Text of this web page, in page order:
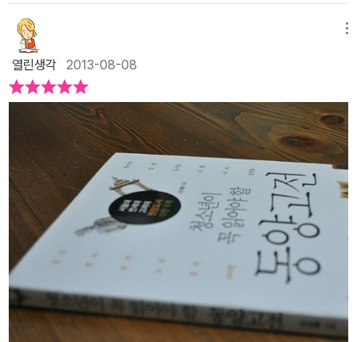
주도록 맡긴다. 이윽고 수원성을 쌓는 일도 맡긴다. 이때 거중기, 활차
(도르래), 고륜(바퀴가 하나 달린 달구지) 등을 발명하여 정조를 감탄
케 한다. 다산이 서양과학지식과 함께 천주교를 받아들이게 되면서
모함을 받아 포항 부근의 장기로 유배의 길을 가게 되고 ……. 다시 반
대파들의 모함과 '황사영 백서 사건'으로 전라도 강진으로 유배를 가
면서 학문적 완성을 이루게 된다. 유배생활이 주는 고독을 학문연구
에 올인한 것이다. 실학사상이란 무엇인가.조선후기 실학사상은 토
지개혁을 통해 농업을 살리자는 것이고, 상공업의 유통과 기술개발을
추구하는 것이었다. 경서 고증이나 금석학 등 실증적인 경학연구를
추구하는 것이었다. 정약용은 북학파의 자연과학을 받아들이고 관념
론적인 주자학의 공허함을 비판했다. 과학적이고 고증학적인 태도를
취한 것이다. 만약 이 시절에 양반들이 실학을 과감히 받아 들였다면
어땠을까. 다산의 목민에 대한 생각은 언제부터 시작 되었을까.
오래전부터 다산은 목민에 대해 구상하고 있었다. 어렸을 때부터 아
버지가 현감, 군수, 부사, 목사 등 여러 고을의 수령을 할 때 견문을 넓
중을 차지하고 있는데, 청소년 뿐만이 아니라 누구나 꼭 알아야 할 공
자, 맹자부터 장자등에 이르기까지 간략하면서도 핵심만을 정확히 짚
어서 소개해주고 있다. 각 사상가들에 대한 소개 끝에는 수능 윤리 문
제를 수록했는데 해설도 없고 답만 있어서 아쉬웠다. 모든 문제에는
답만큼이나 해설도 중요한데 이 책이 비록 문제집은 아니지만 이런
구성이라면 차라리 없는 것만 못하다고 본다. 이 책에는 아주 간략한
소개만을 담아놓았기 때문에 좀 더 심도 있는 내용을 위해서라면 반
드시 한 사상가와 저술에 대한 소개를 담은 책으로 공부해야 한다. 사
실 이 책의 내용만으로 뒤에 나와있는 문제를 푸는 것은 역부족이었
다. 철학만큼 심오하고 난해하면서도 실용과 거리가 먼 학문도 없을
것이다. 그러나 세상을 오래 살수록 철학을 더 잘 이해할 수 있는 식견
이 생기는 건 분명 그 어떤 학문보다도 철학이 인생과 삶에 대한 진리
가 좀 더 깊이있게 담겨있기 때문이다. 그래서 철학은 청소년 뿐만이
아니라 인간이라면 누구나 공부해야 할 학문이다.
열린생각 2013-08-08